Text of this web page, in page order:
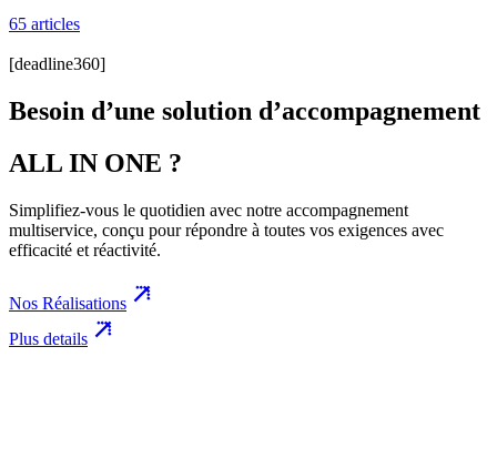
65 articles
[deadline360]
Besoin d’une solution d’accompagnement
ALL IN ONE ?
Simplifiez-vous le quotidien avec notre accompagnement
multiservice, conçu pour répondre à toutes vos exigences avec
efficacité et réactivité.
Nos Réalisations
Plus details